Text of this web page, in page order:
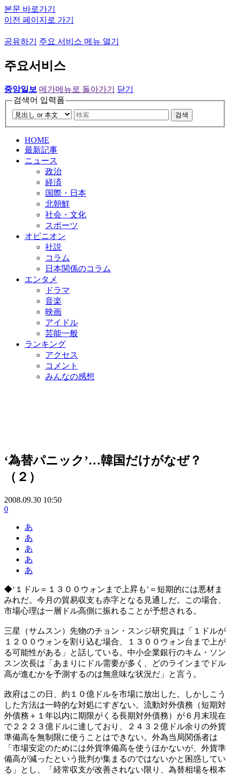
본문 바로가기
이전 페이지로 가기
공유하기 주요 서비스 메뉴 열기
주요서비스
중앙일보 메가메뉴로 돌아가기
닫기
검색어 입력폼
검색
HOME
最新記事
ニュース
政治
経済
国際・日本
北朝鮮
社会・文化
スポーツ
オピニオン
社説
コラム
日本関係のコラム
エンタメ
ドラマ
音楽
映画
アイドル
芸能一般
ランキング
アクセス
コメント
みんなの感想
‘為替パニック’…韓国だけがなぜ？
（２）
2008.09.30 10:50
0
あ
あ
あ
あ
あ
◆‘１ドル＝１３００ウォンまで上昇も’＝短期的には悪材ま
みれだ。今月の貿易収支も赤字となる見通しだ。この場合、
市場心理は一層ドル高側に振れることが予想される。
三星（サムスン）先物のチョン・スンジ研究員は「１ドルが
１２００ウォンを割り込む場合、１３００ウォン台まで上が
る可能性がある」と話している。中小企業銀行のキム・ソン
スン次長は「あまりにドル需要が多く、どのラインまでドル
高が進むかを予測するのは無意味な状況だ」と言う。
政府はこの日、約１０億ドルを市場に放出した。しかしこう
した方法は一時的な対処にすぎない。流動対外債務（短期対
外債務＋１年以内に期限がくる長期対外債務）が６月末現在
で２２２３億ドルに達しており、２４３２億ドル余りの外貨
準備高を無制限に使うことはできない。外為当局関係者は
「市場安定のためには外貨準備高を使うほかないが、外貨準
備高が減ったという批判が集まるのではないかと困惑してい
る」とし、「経常収支が改善されない限り、為替相場を根本